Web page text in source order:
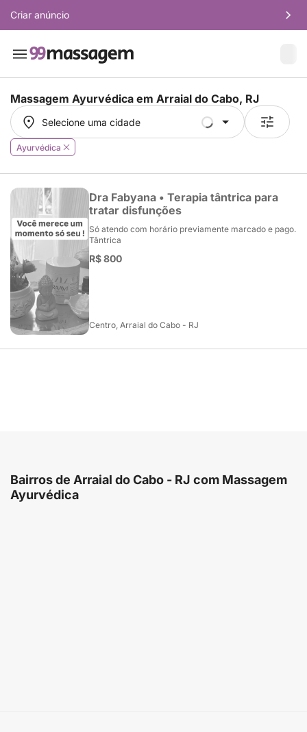
Criar anúncio
Massagem Ayurvédica em Arraial do Cabo, RJ
Selecione uma cidade
Selecione uma cidade
Ayurvédica
Dra Fabyana • Terapia tântrica para
tratar disfunções
Só atendo com horário previamente marcado e pago.
Tântrica
R$ 800
Centro, Arraial do Cabo - RJ
Bairros de Arraial do Cabo - RJ com Massagem
Ayurvédica